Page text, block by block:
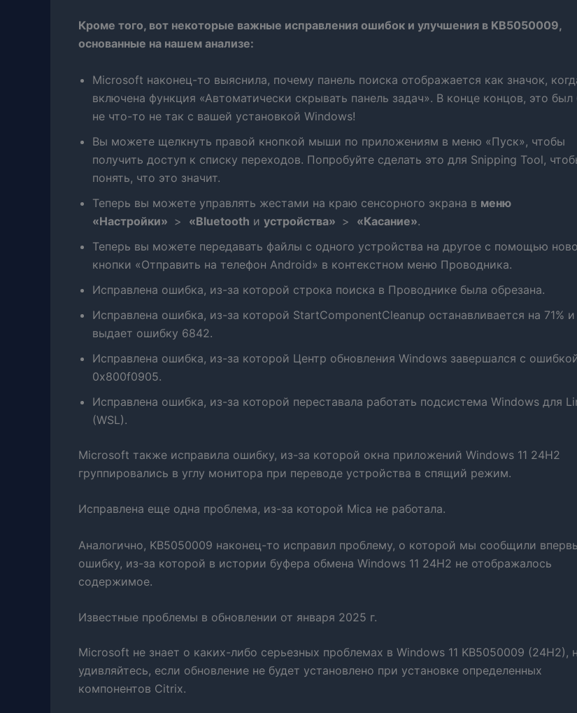
Кроме того, вот некоторые важные исправления ошибок и улучшения в KB5050009,
основанные на нашем анализе:
Microsoft наконец-то выяснила, почему панель поиска отображается как значок,
включена функция «Автоматически скрывать панель задач». В конце концов, это был
не что-то не так с вашей установкой Windows!
Вы можете щелкнуть правой кнопкой мыши по приложениям в меню «Пуск», чтобы
получить доступ к списку переходов. Попробуйте сделать это для Snipping Tool,
понять, что это значит.
Теперь вы можете управлять жестами на краю сенсорного экрана в меню
«Настройки» > «Bluetooth и устройства» > «Касание».
Теперь вы можете передавать файлы с одного устройства на другое с помощью
кнопки «Отправить на телефон Android» в контекстном меню Проводника.
Исправлена ​​ошибка, из-за которой строка поиска в Проводнике была обрезана.
Исправлена ​​ошибка, из-за которой StartComponentCleanup останавливается на 71% и
выдает ошибку 6842.
Исправлена ​​ошибка, из-за которой Центр обновления Windows завершался с
0x800f0905.
Исправлена ​​ошибка, из-за которой переставала работать подсистема Windows для
(WSL).
Microsoft также исправила ошибку, из-за которой окна приложений Windows 11 24H2
группировались в углу монитора при переводе устройства в спящий режим.
Исправлена ​​еще одна проблема, из-за которой Mica не работала.
Аналогично, KB5050009 наконец-то исправил проблему, о которой мы сообщили
ошибку, из-за которой в истории буфера обмена Windows 11 24H2 не отображалось
содержимое.
Известные проблемы в обновлении от января 2025 г.
Microsoft не знает о каких-либо серьезных проблемах в Windows 11 KB5050009 (24H2),
удивляйтесь, если обновление не будет установлено при установке определенных
компонентов Citrix.